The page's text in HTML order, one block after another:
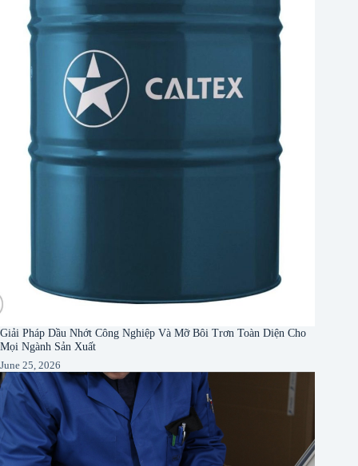
Giải Pháp Dầu Nhớt Công Nghiệp Và Mỡ Bôi Trơn Toàn Diện Cho
Mọi Ngành Sản Xuất
June 25, 2026